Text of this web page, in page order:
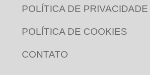
POLÍTICA DE PRIVACIDADE
POLÍTICA DE COOKIES
CONTATO